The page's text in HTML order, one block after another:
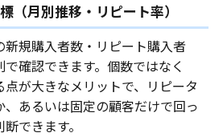
（月別推移・リピート率）
規購入者数・リピート購入者
確認できます。個数ではなく
点が大きなメリットで、リピータ
あるいは固定の顧客だけで回っ
できます。